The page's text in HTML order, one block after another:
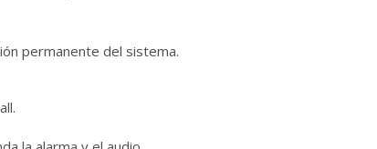
permanente del sistema.